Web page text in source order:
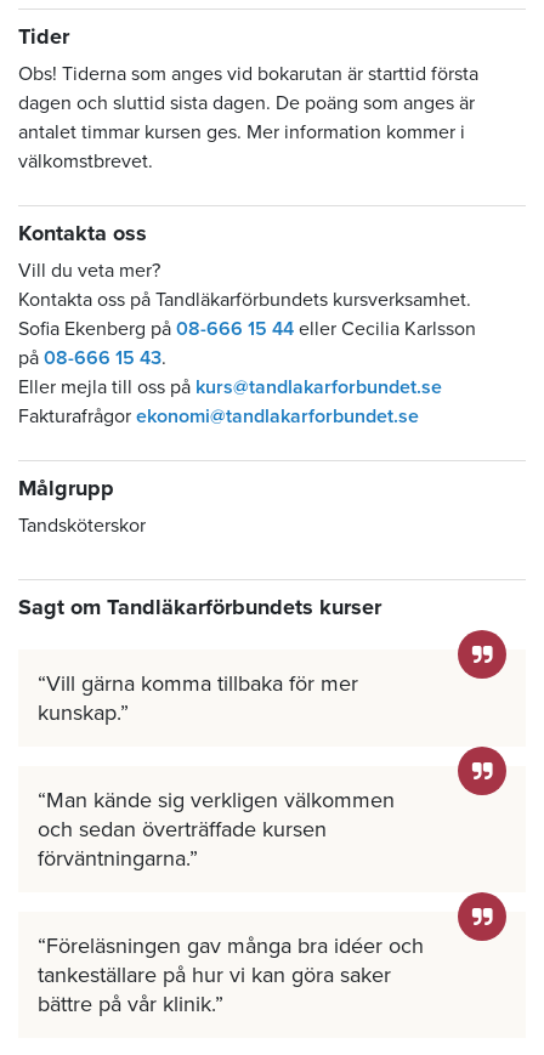
Tider
Obs! Tiderna som anges vid bokarutan är starttid första
dagen och sluttid sista dagen. De poäng som anges är
antalet timmar kursen ges. Mer information kommer i
välkomstbrevet.
Kontakta oss
Vill du veta mer?
Kontakta oss på Tandläkarförbundets kursverksamhet.
Sofia Ekenberg på 08-666 15 44 eller Cecilia Karlsson
på 08-666 15 43.
Eller mejla till oss på kurs@tandlakarforbundet.se
Fakturafrågor ekonomi@tandlakarforbundet.se
Målgrupp
Tandsköterskor
Sagt om Tandläkarförbundets kurser
Vill gärna komma tillbaka för mer
kunskap.
Man kände sig verkligen välkommen
och sedan överträffade kursen
förväntningarna.
Föreläsningen gav många bra idéer och
tankeställare på hur vi kan göra saker
bättre på vår klinik.